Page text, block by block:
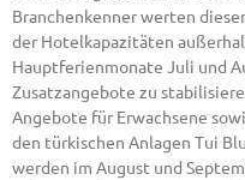
Branchenkenner werten
der Hotelkapazitäten
Hauptferienmonate Juli und
Zusatzangebote zu
Angebote für Erwachsene
den türkischen Anlagen Tui
werden im August und